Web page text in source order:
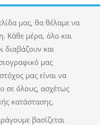
μας, θα θέλαμε να
Κάθε μέρα, όλο και
διαβάζουν και
μας
μας είναι να
σε όλους, ασχέτως
κατάστασης.
βασίζεται